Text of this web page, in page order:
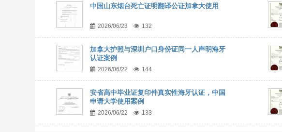
中国山东烟台死亡证明翻译公证加拿大使用
2026/06/23 132
加拿大护照与深圳户口身份证同一人声明海牙
认证案例
2026/06/22 144
安省高中毕业证复印件真实性海牙认证，中国
申请大学使用案例
2026/06/22 133